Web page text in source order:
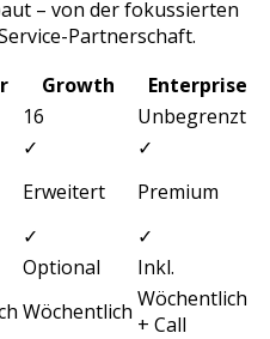
– von der fokussierten
Partnerschaft.
Growth
Enterprise
16
Unbegrenzt
✓
✓
Erweitert
Premium
✓
✓
Optional
Inkl.
Wöchentlich Wöchentlich
+ Call